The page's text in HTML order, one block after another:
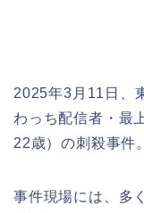
2025年3月11日、
わっち配信者・最
22歳）の刺殺事件。
事件現場には、多